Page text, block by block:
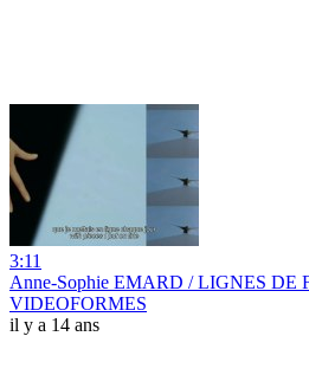
3:11
Anne-Sophie EMARD / LIGNES DE
VIDEOFORMES
il y a 14 ans